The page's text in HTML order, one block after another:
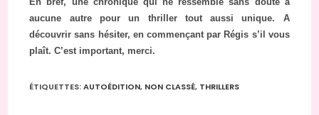
aucune autre pour un thriller tout aussi unique. A
découvrir sans hésiter, en commençant par Régis s’il vous
plaît. C’est important, merci.
ÉTIQUETTES:AUTOÉDITION, NON CLASSÉ, THRILLERS